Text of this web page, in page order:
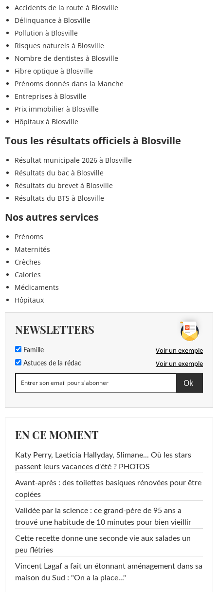
Accidents de la route à Blosville
Délinquance à Blosville
Pollution à Blosville
Risques naturels à Blosville
Nombre de dentistes à Blosville
Fibre optique à Blosville
Prénoms donnés dans la Manche
Entreprises à Blosville
Prix immobilier à Blosville
Hôpitaux à Blosville
Tous les résultats officiels à Blosville
Résultat municipale 2026 à Blosville
Résultats du bac à Blosville
Résultats du brevet à Blosville
Résultats du BTS à Blosville
Nos autres services
Prénoms
Maternités
Crèches
Calories
Médicaments
Hôpitaux
NEWSLETTERS
Famille Voir un exemple
Astuces de la rédac Voir un exemple
EN CE MOMENT
Katy Perry, Laeticia Hallyday, Slimane... Où les stars
passent leurs vacances d'été ? PHOTOS
Avant-après : des toilettes basiques rénovées pour être
copiées
Validée par la science : ce grand-père de 95 ans a
trouvé une habitude de 10 minutes pour bien vieillir
Cette recette donne une seconde vie aux salades un
peu flétries
Vincent Lagaf a fait un étonnant aménagement dans sa
maison du Sud : "On a la place..."